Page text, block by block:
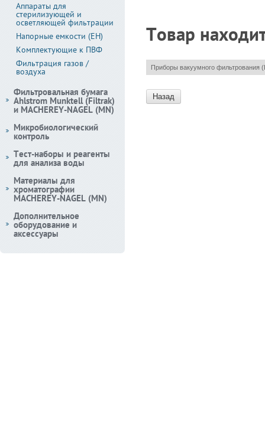
Товар
Приборы вакуумного фильтрования
Назад
Аппараты для
стерилизующей и
осветляющей фильтрации
Напорные емкости (ЕН)
Комплектующие к ПВФ
Фильтрация газов /
воздуха
Фильтровальная бумага
Ahlstrom Munktell (Filtrak)
и MACHEREY-NAGEL (MN)
Микробиологический
контроль
Тест-наборы и реагенты
для анализа воды
Материалы для
хроматографии
MACHEREY-NAGEL (MN)
Дополнительное
оборудование и
аксессуары